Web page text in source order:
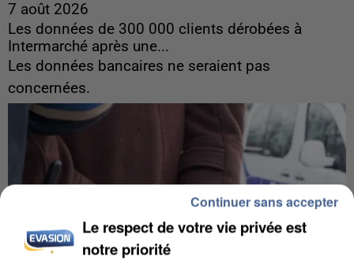
7 août 2026
Les données de 300 000 clients dérobées à
Intermarché après une...
Les données bancaires ne seraient pas
concernées.
Le respect de votre vie privée est
notre priorité
Continuer sans accepter